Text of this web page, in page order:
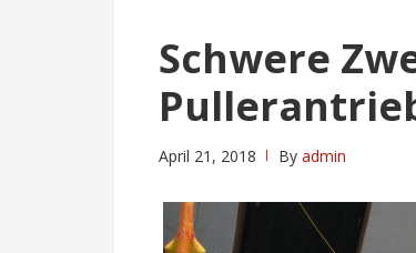
Schwere
April 21, 2018 By admin